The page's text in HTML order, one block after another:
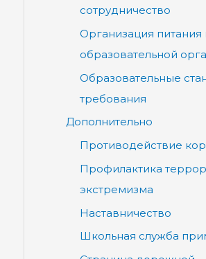
сотрудничество
Организация питания
образовательной
Образовательные
требования
Дополнительно
Противодействие
Профилактика
экстремизма
Наставничество
Школьная служба